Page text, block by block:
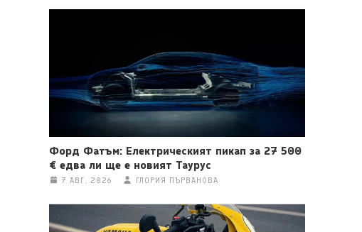
Форд Фатъм: Електрическият пикап за 27 500
€ едва ли ще е новият Таурус
7 АВГ. 2026 ГЛОРИЯ ПЪРВАНОВА